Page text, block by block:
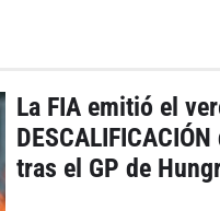
La FIA emitió el
tras el GP de